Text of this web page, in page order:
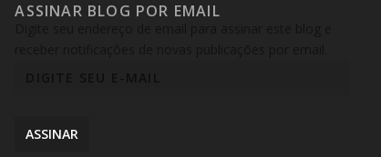
ASSINAR BLOG POR EMAIL
ASSINAR